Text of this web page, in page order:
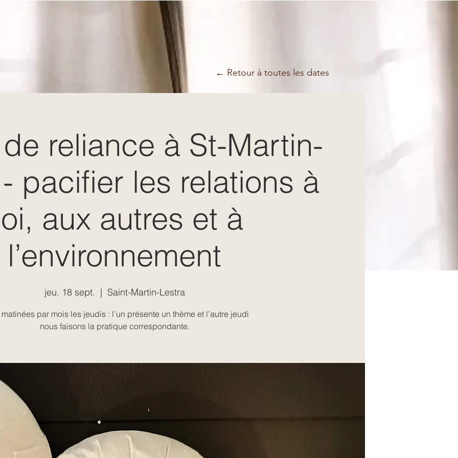
reliance à St-Martin-
pacifier les relations à
aux autres et à
l’environnement
jeu. 18 sept.
  |
Saint-Martin-Lestra
par mois les jeudis : l’un présente un thème et l’autre jeudi
nous faisons la pratique correspondante.
← Retour à toutes les dates